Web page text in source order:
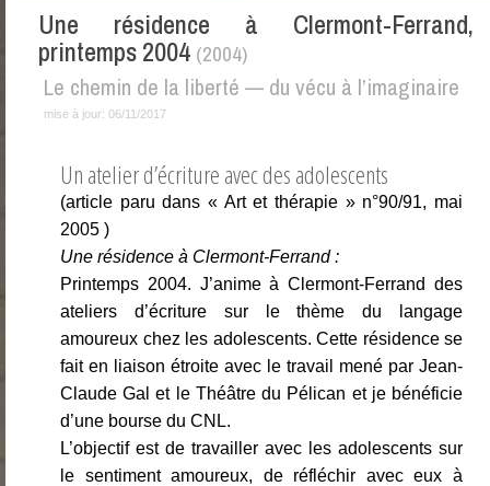
Une résidence à Clermont-Ferrand,
printemps 2004 (2004)
Le chemin de la liberté — du vécu à l’imaginaire
mise à jour: 06/11/2017
Un atelier d’écriture avec des adolescents
(article paru dans « Art et thérapie » n°90/91, mai
2005 )
Une résidence à Clermont-Ferrand :
Printemps 2004. J’anime à Clermont-Ferrand des
ateliers d’écriture sur le thème du langage
amoureux chez les adolescents. Cette résidence se
fait en liaison étroite avec le travail mené par Jean-
Claude Gal et le Théâtre du Pélican et je bénéficie
d’une bourse du CNL.
L’objectif est de travailler avec les adolescents sur
le sentiment amoureux, de réfléchir avec eux à